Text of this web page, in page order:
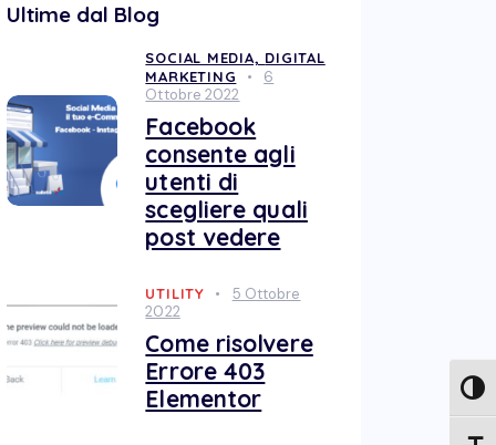
Ultime dal Blog
SOCIAL MEDIA, DIGITAL
MARKETING
6
Ottobre 2022
Facebook
consente agli
utenti di
scegliere quali
post vedere
UTILITY
5 Ottobre
2022
Come risolvere
Errore 403
Elementor